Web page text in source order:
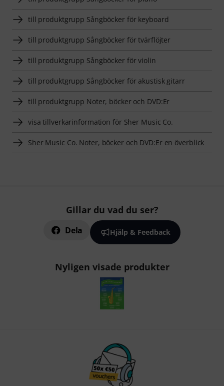
till produktgrupp Sångböcker för keyboard
till produktgrupp Sångböcker för tvärflöjter
till produktgrupp Sångböcker för violin
till produktgrupp Sångböcker för akustisk gitarr
till produktgrupp Noter, böcker och DVD:Er
visa tillverkarinformation för Sher Music Co.
Sher Music Co. Noter, böcker och DVD:Er en överblick
Gillar du vad du ser?
Dela Hjälp & Feedback
Nyligen visade produkter